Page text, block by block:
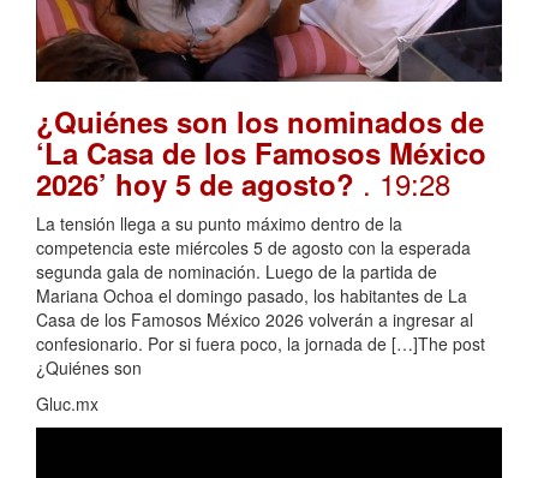
¿Quiénes son los nominados de
‘La Casa de los Famosos México
2026’ hoy 5 de agosto? . 19:28
La tensión llega a su punto máximo dentro de la
competencia este miércoles 5 de agosto con la esperada
segunda gala de nominación. Luego de la partida de
Mariana Ochoa el domingo pasado, los habitantes de La
Casa de los Famosos México 2026 volverán a ingresar al
confesionario. Por si fuera poco, la jornada de […]The post
¿Quiénes son
Gluc.mx